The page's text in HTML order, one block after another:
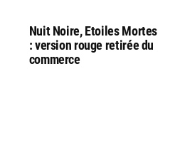
Nuit Noire, Etoiles Mortes
: version rouge retirée du
commerce